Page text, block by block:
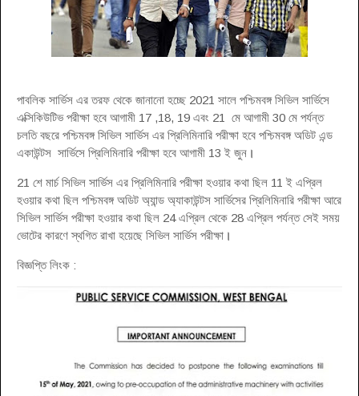
পাবলিক সার্ভিস এর তরফ থেকে জানানো হচ্ছে 2021 সালে পশ্চিমবঙ্গ সিভিল সার্ভিসে
এক্সিকিউটিভ পরীক্ষা হবে আগামী 17 ,18, 19 এবং 21 মে আগামী 30 মে পর্যন্ত
চলতি বছরে পশ্চিমবঙ্গ সিভিল সার্ভিস এর প্রিলিমিনারি পরীক্ষা হবে পশ্চিমবঙ্গ অডিট এন্ড
একাউন্টস সার্ভিসে প্রিলিমিনারি পরীক্ষা হবে আগামী 13 ই জুন ।
21 শে মার্চ সিভিল সার্ভিস এর প্রিলিমিনারি পরীক্ষা হওয়ার কথা ছিল 11 ই এপ্রিল
হওয়ার কথা ছিল পশ্চিমবঙ্গ অডিট অ্যান্ড অ্যাকাউন্টস সার্ভিসের প্রিলিমিনারি পরীক্ষা আরে
সিভিল সার্ভিস পরীক্ষা হওয়ার কথা ছিল 24 এপ্রিল থেকে 28 এপ্রিল পর্যন্ত সেই সময়
ভোটের কারণে স্থগিত রাখা হয়েছে সিভিল সার্ভিস পরীক্ষা ।
বিজ্ঞপ্তি লিংক :